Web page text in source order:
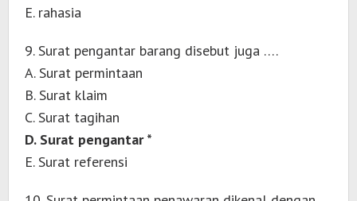
E. rahasia
9. Surat pengantar barang disebut juga ….
A. Surat permintaan
B. Surat klaim
C. Surat tagihan
D. Surat pengantar *
E. Surat referensi